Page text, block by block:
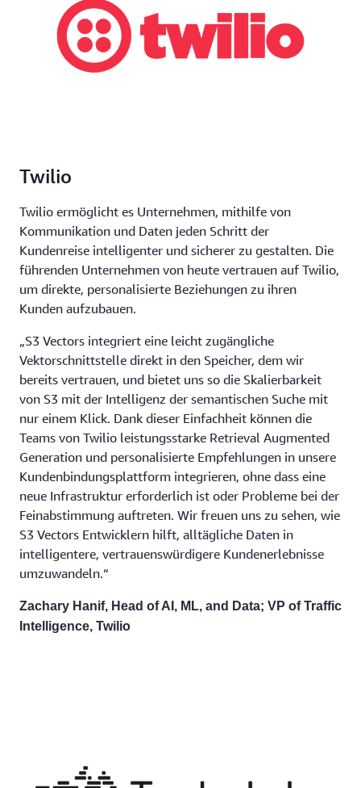
Twilio
Twilio ermöglicht es Unternehmen, mithilfe von
Kommunikation und Daten jeden Schritt der
Kundenreise intelligenter und sicherer zu gestalten. Die
führenden Unternehmen von heute vertrauen auf Twilio,
um direkte, personalisierte Beziehungen zu ihren
Kunden aufzubauen.
„S3 Vectors integriert eine leicht zugängliche
Vektorschnittstelle direkt in den Speicher, dem wir
bereits vertrauen, und bietet uns so die Skalierbarkeit
von S3 mit der Intelligenz der semantischen Suche mit
nur einem Klick. Dank dieser Einfachheit können die
Teams von Twilio leistungsstarke Retrieval Augmented
Generation und personalisierte Empfehlungen in unsere
Kundenbindungsplattform integrieren, ohne dass eine
neue Infrastruktur erforderlich ist oder Probleme bei der
Feinabstimmung auftreten. Wir freuen uns zu sehen, wie
S3 Vectors Entwicklern hilft, alltägliche Daten in
intelligentere, vertrauenswürdigere Kundenerlebnisse
umzuwandeln.“
Zachary Hanif, Head of AI, ML, and Data; VP of Traffic
Intelligence, Twilio